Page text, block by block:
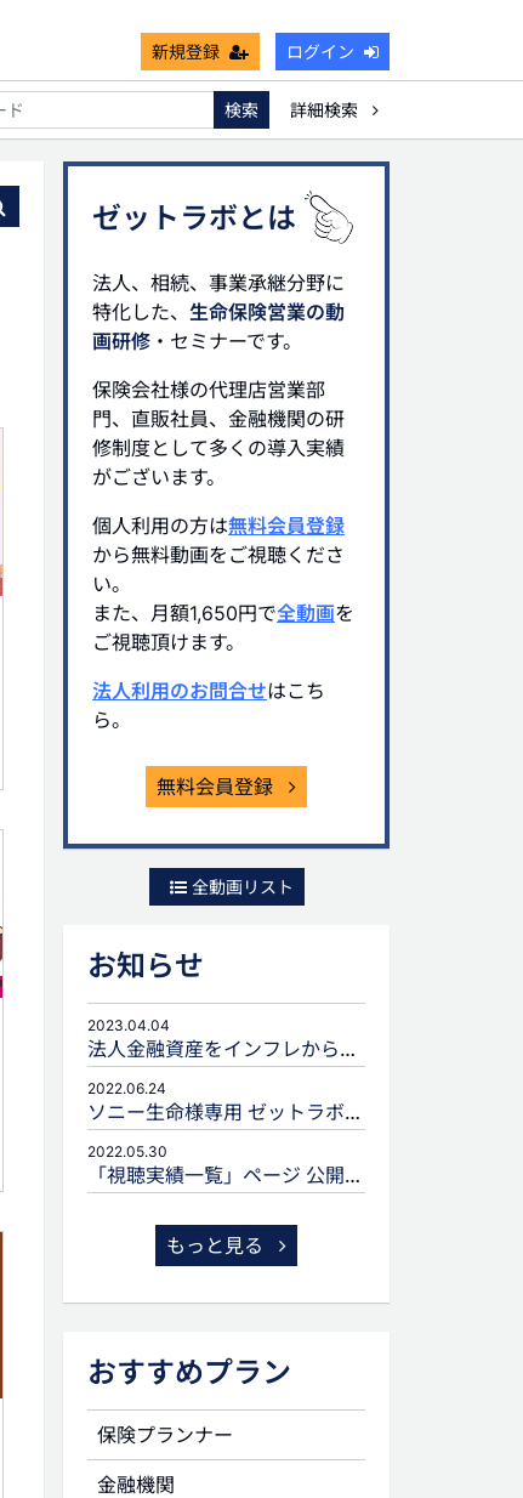
新規登録 ログイン
死亡保険金非課税枠 キャッシュフロー 宗教法人
検索
詳細検索
ゼットラボとは
法人、相続、事業承継分野に
特化した、 生命保険営業の動
画研修 ・セミナーです。
保険会社様の代理店営業部
門、直販社員、金融機関の研
修制度として多くの導入実績
がございます。
個人利用の方は無料会員登録
から無料動画をご視聴くださ
い。
また、月額1,650円で全動画を
ご視聴頂けます。
法人利用のお問合せはこち
ら。
無料会員登録
全動画リスト
お知らせ
2023.04.04
法人金融資産をインフレから守るための生命保険活用
2022.06.24
ソニー生命様専用 ゼットラボforLIFEPLANNERのご案内
2022.05.30
「視聴実績一覧」ページ 公開のお知らせ
もっと見る
おすすめプラン
保険プランナー
金融機関